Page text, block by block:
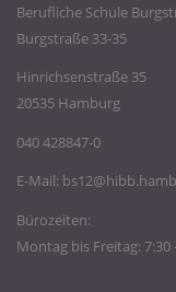
Berufliche Schule
Burgstraße 33-35
Hinrichsenstraße 35
20535 Hamburg
040 428847-0
E-Mail:
Bürozeiten:
Montag bis Freitag: 7:30